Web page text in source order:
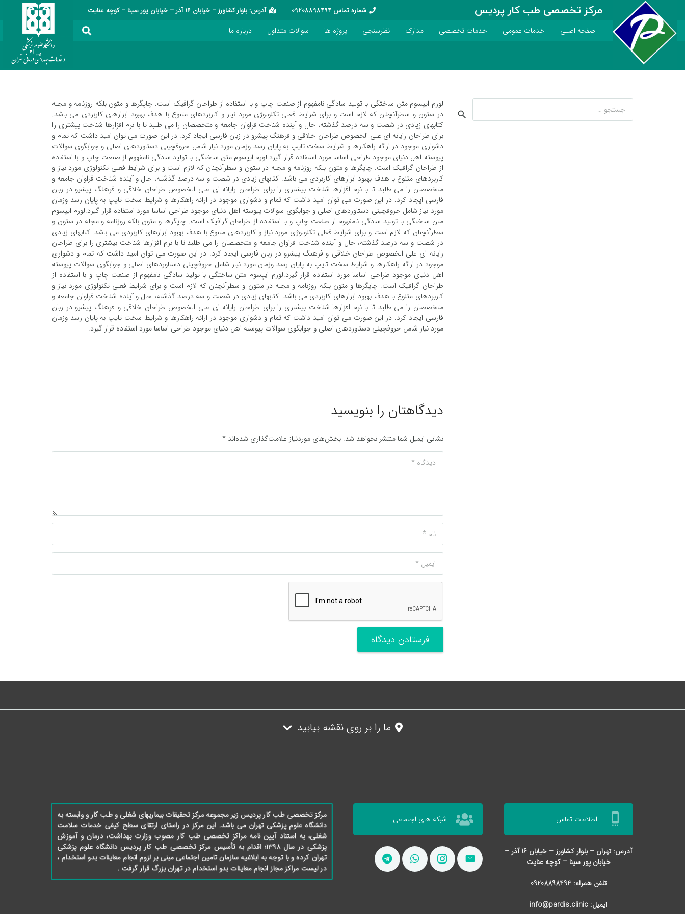
مرکز تخصصی طب کار پردیس شماره تماس 09208898494 آدرس: بلوار کشاورز – خیابان 16 آذر – خیابان پور سینا – کوچه عنایت
صفحه اصلی خدمات عمومی خدمات تخصصی مدارک نظرسنجی پروژه ها سوالات متداول درباره ما
لورم ایپسوم متن ساختگی با تولید سادگی نامفهوم از صنعت چاپ و با استفاده از طراحان گرافیک است. چاپگرها و متون بلکه روزنامه و مجله
در ستون و سطرآنچنان که لازم است و برای شرایط فعلی تکنولوژی مورد نیاز و کاربردهای متنوع با هدف بهبود ابزارهای کاربردی می باشد.
کتابهای زیادی در شصت و سه درصد گذشته، حال و آینده شناخت فراوان جامعه و متخصصان را می طلبد تا با نرم افزارها شناخت بیشتری را
برای طراحان رایانه ای علی الخصوص طراحان خلاقی و فرهنگ پیشرو در زبان فارسی ایجاد کرد. در این صورت می توان امید داشت که تمام و
دشواری موجود در ارائه راهکارها و شرایط سخت تایپ به پایان رسد وزمان مورد نیاز شامل حروفچینی دستاوردهای اصلی و جوابگوی سوالات
پیوسته اهل دنیای موجود طراحی اساسا مورد استفاده قرار گیرد.لورم ایپسوم متن ساختگی با تولید سادگی نامفهوم از صنعت چاپ و با استفاده
از طراحان گرافیک است. چاپگرها و متون بلکه روزنامه و مجله در ستون و سطرآنچنان که لازم است و برای شرایط فعلی تکنولوژی مورد نیاز و
کاربردهای متنوع با هدف بهبود ابزارهای کاربردی می باشد. کتابهای زیادی در شصت و سه درصد گذشته، حال و آینده شناخت فراوان جامعه و
متخصصان را می طلبد تا با نرم افزارها شناخت بیشتری را برای طراحان رایانه ای علی الخصوص طراحان خلاقی و فرهنگ پیشرو در زبان
فارسی ایجاد کرد. در این صورت می توان امید داشت که تمام و دشواری موجود در ارائه راهکارها و شرایط سخت تایپ به پایان رسد وزمان
مورد نیاز شامل حروفچینی دستاوردهای اصلی و جوابگوی سوالات پیوسته اهل دنیای موجود طراحی اساسا مورد استفاده قرار گیرد.لورم ایپسوم
متن ساختگی با تولید سادگی نامفهوم از صنعت چاپ و با استفاده از طراحان گرافیک است. چاپگرها و متون بلکه روزنامه و مجله در ستون و
سطرآنچنان که لازم است و برای شرایط فعلی تکنولوژی مورد نیاز و کاربردهای متنوع با هدف بهبود ابزارهای کاربردی می باشد. کتابهای زیادی
در شصت و سه درصد گذشته، حال و آینده شناخت فراوان جامعه و متخصصان را می طلبد تا با نرم افزارها شناخت بیشتری را برای طراحان
رایانه ای علی الخصوص طراحان خلاقی و فرهنگ پیشرو در زبان فارسی ایجاد کرد. در این صورت می توان امید داشت که تمام و دشواری
موجود در ارائه راهکارها و شرایط سخت تایپ به پایان رسد وزمان مورد نیاز شامل حروفچینی دستاوردهای اصلی و جوابگوی سوالات پیوسته
اهل دنیای موجود طراحی اساسا مورد استفاده قرار گیرد.لورم ایپسوم متن ساختگی با تولید سادگی نامفهوم از صنعت چاپ و با استفاده از
طراحان گرافیک است. چاپگرها و متون بلکه روزنامه و مجله در ستون و سطرآنچنان که لازم است و برای شرایط فعلی تکنولوژی مورد نیاز و
کاربردهای متنوع با هدف بهبود ابزارهای کاربردی می باشد. کتابهای زیادی در شصت و سه درصد گذشته، حال و آینده شناخت فراوان جامعه و
متخصصان را می طلبد تا با نرم افزارها شناخت بیشتری را برای طراحان رایانه ای علی الخصوص طراحان خلاقی و فرهنگ پیشرو در زبان
فارسی ایجاد کرد. در این صورت می توان امید داشت که تمام و دشواری موجود در ارائه راهکارها و شرایط سخت تایپ به پایان رسد وزمان
مورد نیاز شامل حروفچینی دستاوردهای اصلی و جوابگوی سوالات پیوسته اهل دنیای موجود طراحی اساسا مورد استفاده قرار گیرد.
دیدگاهتان را بنویسید
نشانی ایمیل شما منتشر نخواهد شد. بخش‌های موردنیاز علامت‌گذاری شده‌اند*
فرستادن دیدگاه
جستجو
برای:
ما را بر روی نقشه بیابید
settings_cell اطلاعات تماس
آدرس: تهران – بلوار کشاورز – خیابان 16 آذر –
خیابان پور سینا – کوچه عنایت
تلفن همراه: 09208898494
ایمیل: info@pardis.clinic
شبکه های اجتماعی
مرکز تخصصی طب کار پردیس زیر مجموعه مرکز تحقیقات بیماریهای شغلی و طب کار و وابسته به
دانشگاه علوم پزشکی تهران می باشد. این مرکز در راستای ارتقای سطح کیفی خدمات سلامت
شغلی، به استناد آیین نامه مراکز تخصصی طب کار مصوب وزارت بهداشت، درمان و آموزش
پزشکی در سال 1398؛ اقدام به تأسیس مرکز تخصصی طب کار پردیس دانشگاه علوم پزشکی
تهران کرده و با توجه به ابلاغیه سازمان تامین اجتماعی مبنی بر لزوم انجام معاینات بدو استخدام ،
در لیست مراکز مجاز انجام معاینات بدو استخدام در تهران بزرگ قرار گرفت .